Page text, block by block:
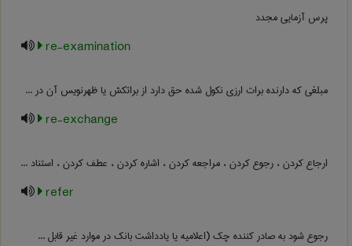
پرس آزمایی مجدد
re-examination
مبلغی که دارنده برات ارزی نکول شده حق دارد از براتکش یا ظهرنویس آن در ...
re-exchange
ارجاع کردن ، رجوع کردن ، مراجعه کردن ، اشاره کردن ، عطف کردن ، استناد ...
refer
رجوع شود به صادر کننده چک (اعلامیه یا یادداشت بانک در موارد غیر قابل ...